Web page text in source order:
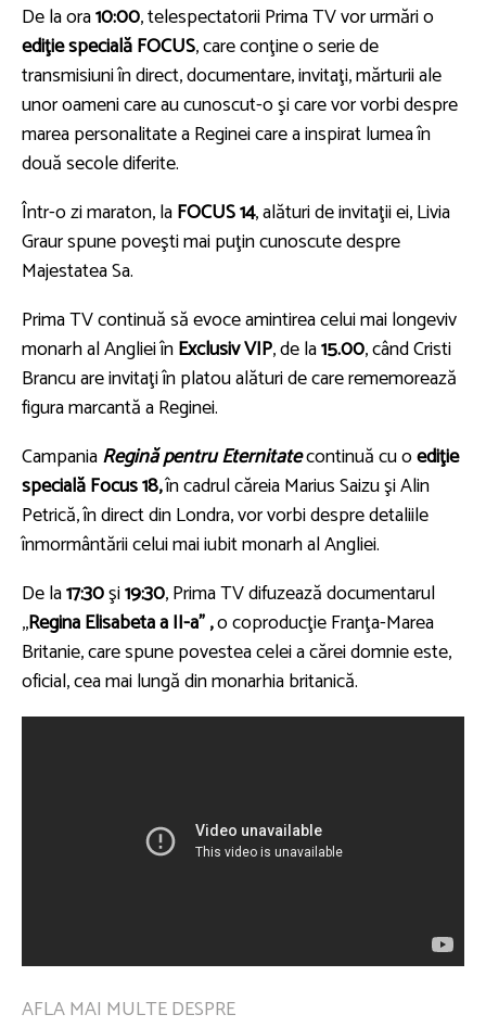
De la ora10:00, telespectatorii Prima TV vor urmări o
ediţie specială FOCUS, care conţine o serie de
transmisiuni în direct, documentare, invitaţi, mărturii ale
unor oameni care au cunoscut-o şi care vor vorbi despre
marea personalitate a Reginei care a inspirat lumea în
două secole diferite.
Într-o zi maraton, laFOCUS 14, alături de invitaţii ei, Livia
Graur spune poveşti mai puţin cunoscute despre
Majestatea Sa.
Prima TV continuă să evoce amintirea celui mai longeviv
monarh al Angliei înExclusiv VIP, de la15.00, când Cristi
Brancu are invitaţi în platou alături de care rememorează
figura marcantă a Reginei.
CampaniaRegină pentru Eternitatecontinuă cu oediţie
specială Focus 18,în cadrul căreia Marius Saizu şi Alin
Petrică, în direct din Londra, vor vorbi despre detaliile
înmormântării celui mai iubit monarh al Angliei.
De la17:30şi19:30, Prima TV difuzează documentarul
,,Regina Elisabeta a II-a” ,o coproducţie Franţa-Marea
Britanie, care spune povestea celei a cărei domnie este,
oficial, cea mai lungă din monarhia britanică.
AFLA MAI MULTE DESPRE